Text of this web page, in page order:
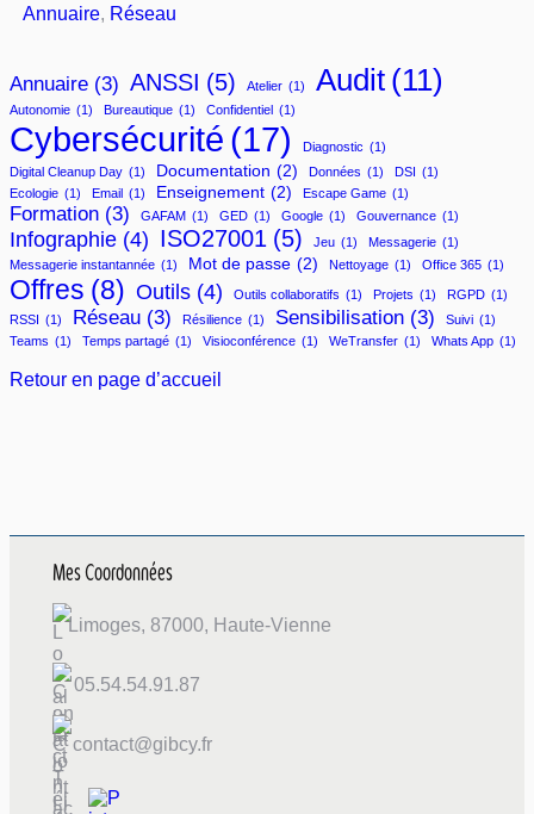
Annuaire, Réseau
Annuaire (3) ANSSI (5) Atelier (1) Audit (11)
Autonomie (1) Bureautique (1) Confidentiel (1)
Cybersécurité (17) Diagnostic (1)
Digital Cleanup Day (1) Documentation (2) Données (1) DSI (1)
Ecologie (1) Email (1) Enseignement (2) Escape Game (1)
Formation (3) GAFAM (1) GED (1) Google (1) Gouvernance (1)
Infographie (4) ISO27001 (5) Jeu (1) Messagerie (1)
Messagerie instantannée (1) Mot de passe (2) Nettoyage (1) Office 365 (1)
Offres (8) Outils (4) Outils collaboratifs (1) Projets (1) RGPD (1)
RSSI (1) Réseau (3) Résilience (1) Sensibilisation (3) Suivi (1)
Teams (1) Temps partagé (1) Visioconférence (1) WeTransfer (1) Whats App (1)
Retour en page d’accueil
Mes Coordonnées
Limoges, 87000, Haute-Vienne
05.54.54.91.87
contact@gibcy.fr